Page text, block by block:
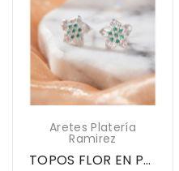
Aretes Platería
Ramirez
TOPOS FLOR EN PLATA LEY 925 CON CIRCONES 620528